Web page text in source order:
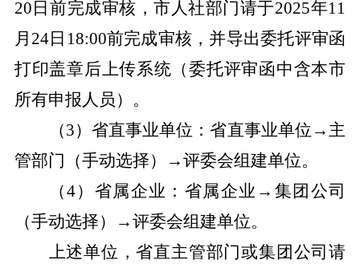
20 日前完成审核，市人社部门请于2025年11
月 24日 18:00前完成审核，并导出委托评审函
打印盖章后上传系统（委托评审函中含本市
所有申报人员）。
（3）省直事业单位：省直事业单位 → 主
管部门（手动选择）
→评委会组建单位。
（4）省属企业：省属企业 → 集团公司
（手动选择）
→评委会组建单位。
上述单位，省直主管部门或集团公司请